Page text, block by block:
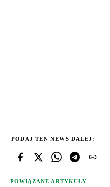
PODAJ TEN NEWS DALEJ:
POWIĄZANE ARTYKUŁY